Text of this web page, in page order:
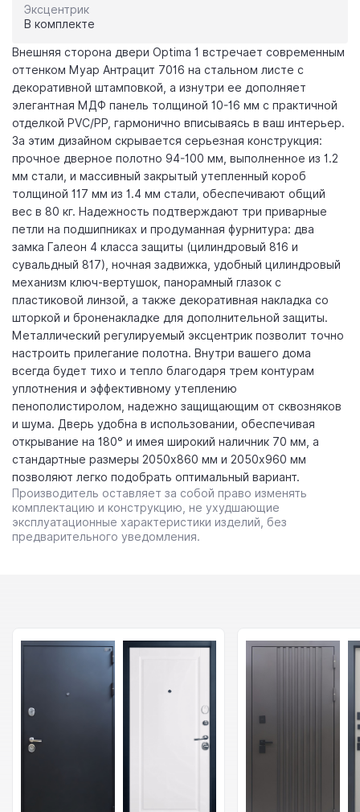
Эксцентрик
В комплекте
Внешняя сторона двери Optima 1 встречает современным
оттенком Муар Антрацит 7016 на стальном листе с
декоративной штамповкой, а изнутри ее дополняет
элегантная МДФ панель толщиной 10-16 мм с практичной
отделкой PVC/PP, гармонично вписываясь в ваш интерьер.
За этим дизайном скрывается серьезная конструкция:
прочное дверное полотно 94-100 мм, выполненное из 1.2
мм стали, и массивный закрытый утепленный короб
толщиной 117 мм из 1.4 мм стали, обеспечивают общий
вес в 80 кг. Надежность подтверждают три приварные
петли на подшипниках и продуманная фурнитура: два
замка Галеон 4 класса защиты (цилиндровый 816 и
сувальдный 817), ночная задвижка, удобный цилиндровый
механизм ключ-вертушок, панорамный глазок с
пластиковой линзой, а также декоративная накладка со
шторкой и броненакладке для дополнительной защиты.
Металлический регулируемый эксцентрик позволит точно
настроить прилегание полотна. Внутри вашего дома
всегда будет тихо и тепло благодаря трем контурам
уплотнения и эффективному утеплению
пенополистиролом, надежно защищающим от сквозняков
и шума. Дверь удобна в использовании, обеспечивая
открывание на 180° и имея широкий наличник 70 мм, а
стандартные размеры 2050x860 мм и 2050x960 мм
позволяют легко подобрать оптимальный вариант.
Производитель оставляет за собой право изменять
комплектацию и конструкцию, не ухудшающие
эксплуатационные характеристики изделий, без
предварительного уведомления.